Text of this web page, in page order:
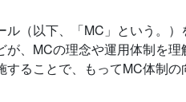
（以下、「MC」という。
が、MCの理念や運用体制を
ることで、もってMC体制